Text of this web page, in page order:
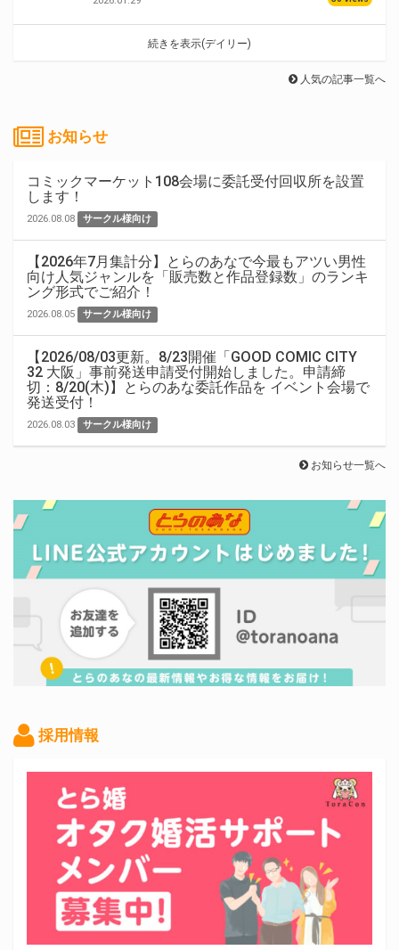
続きを表示(デイリー)
人気の記事一覧へ
お知らせ
コミックマーケット108会場に委託受付回収所を設置
します！
2026.08.08 サークル様向け
【2026年7月集計分】とらのあなで今最もアツい男性
向け人気ジャンルを「販売数と作品登録数」のランキ
ング形式でご紹介！
2026.08.05 サークル様向け
【2026/08/03更新。8/23開催「GOOD COMIC CITY
32 大阪」事前発送申請受付開始しました。申請締
切：8/20(木)】とらのあな委託作品を イベント会場で
発送受付！
2026.08.03 サークル様向け
お知らせ一覧へ
採用情報